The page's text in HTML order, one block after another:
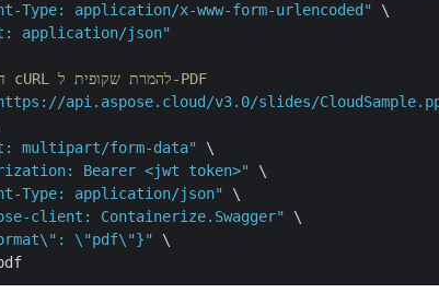
Type: application/x-www-form-urlencoded"
\
application/json"
// דוגמה של cURL להמרת שקופית ל-PDF
api.aspose.cloud/v3.0/slides/
multipart/form-data"
\
Bearer <jwt token>"
\
Type: application/json"
\
client: Containerize.Swagger"
\
\"pdf\"}"
\